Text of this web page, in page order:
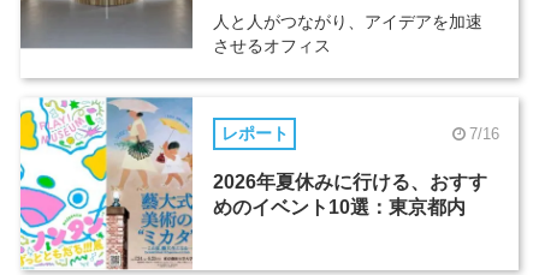
人と人がつながり、アイデアを加速
させるオフィス
レポート 7/16
2026年夏休みに行ける、おすす
めのイベント10選：東京都内